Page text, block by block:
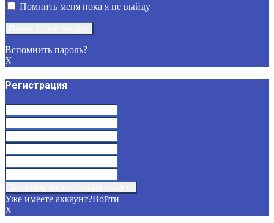
Помнить меня пока я не выйду
Вспомнить пароль?
X
Регистрация
Уже имеете аккаунт?Войти
X